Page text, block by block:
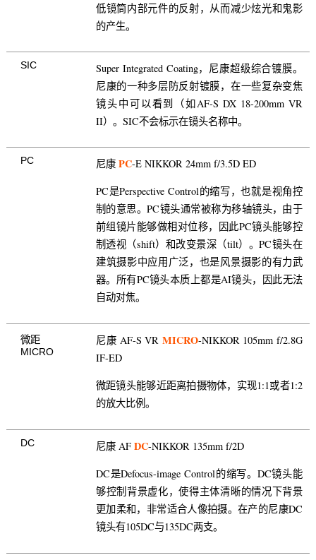
低镜筒内部元件的反射，从而减少炫光和鬼影
的产生。
SIC
Super Integrated Coating，尼康超级综合镀膜。
尼康的一种多层防反射镀膜，在一些复杂变焦
镜头中可以看到（如AF-S DX 18-200mm VR
II）。SIC不会标示在镜头名称中。
PC 尼康 PC-E NIKKOR 24mm f/3.5D ED
PC是Perspective Control的缩写，也就是视角控
制的意思。PC镜头通常被称为移轴镜头，由于
前组镜片能够做相对位移，因此PC镜头能够控
制透视（shift）和改变景深（tilt）。PC镜头在
建筑摄影中应用广泛，也是风景摄影的有力武
器。所有PC镜头本质上都是AI镜头，因此无法
自动对焦。
微距
MICRO
尼康 AF-S VR MICRO-NIKKOR 105mm f/2.8G
IF-ED
微距镜头能够近距离拍摄物体，实现1:1或者1:2
的放大比例。
DC 尼康 AF DC-NIKKOR 135mm f/2D
DC是Defocus-image Control的缩写。DC镜头能
够控制背景虚化，使得主体清晰的情况下背景
更加柔和，非常适合人像拍摄。在产的尼康DC
镜头有105DC与135DC两支。